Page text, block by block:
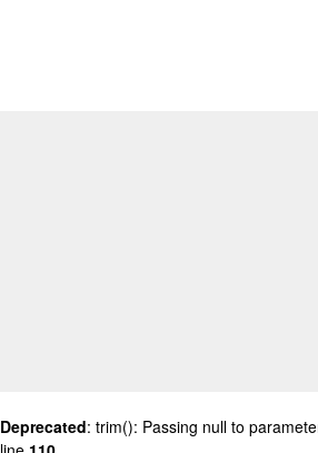
Deprecated: trim(): Passing null to